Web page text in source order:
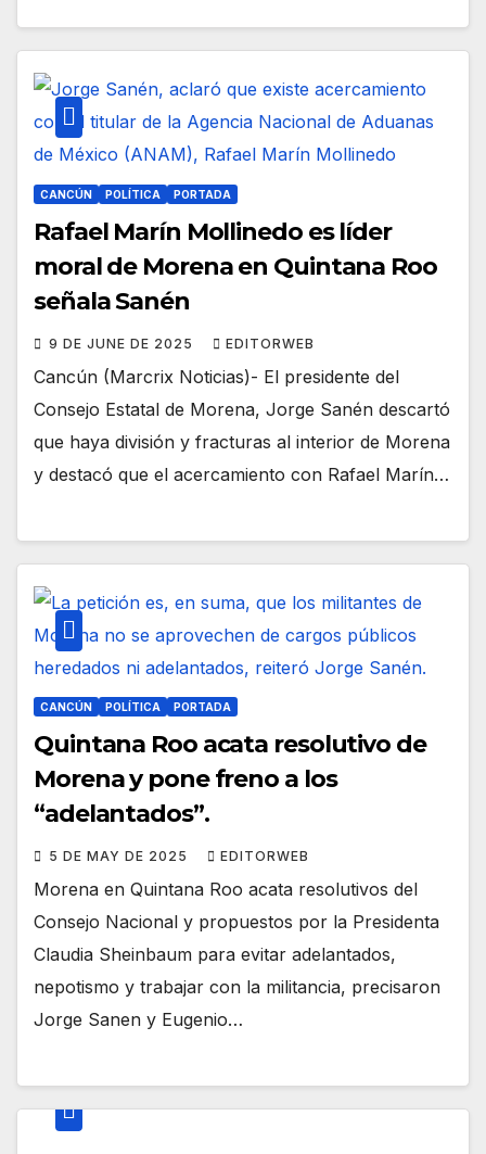
CANCÚN POLÍTICA PORTADA
Rafael Marín Mollinedo es líder
moral de Morena en Quintana Roo
señala Sanén
9 DE JUNE DE 2025 EDITORWEB
Cancún (Marcrix Noticias)- El presidente del
Consejo Estatal de Morena, Jorge Sanén descartó
que haya división y fracturas al interior de Morena
y destacó que el acercamiento con Rafael Marín…
CANCÚN POLÍTICA PORTADA
Quintana Roo acata resolutivo de
Morena y pone freno a los
“adelantados”.
5 DE MAY DE 2025 EDITORWEB
Morena en Quintana Roo acata resolutivos del
Consejo Nacional y propuestos por la Presidenta
Claudia Sheinbaum para evitar adelantados,
nepotismo y trabajar con la militancia, precisaron
Jorge Sanen y Eugenio…